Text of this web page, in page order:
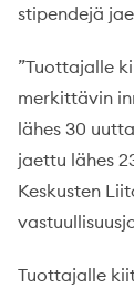
stipendejä
”Tuottajalle
merkittävin
lähes 30
jaettu lähes
Keskusten
Tuottajalle